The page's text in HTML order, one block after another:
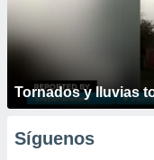
Tornados y lluvias
Síguenos